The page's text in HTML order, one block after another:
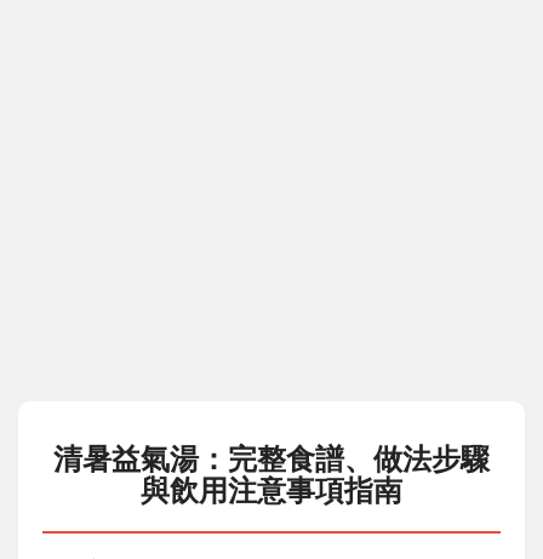
清暑益氣湯：完整食譜、做法步驟
與飲用注意事項指南